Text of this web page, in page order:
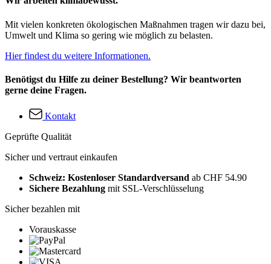
Mit vielen konkreten ökologischen Maßnahmen tragen wir dazu bei,
Umwelt und Klima so gering wie möglich zu belasten.
Hier findest du weitere Informationen.
Benötigst du Hilfe zu deiner Bestellung? Wir beantworten
gerne deine Fragen.
Kontakt
Geprüfte Qualität
Sicher und vertraut einkaufen
Schweiz: Kostenloser Standardversand ab CHF 54.90
Sichere Bezahlung mit SSL-Verschlüsselung
Sicher bezahlen mit
Vorauskasse